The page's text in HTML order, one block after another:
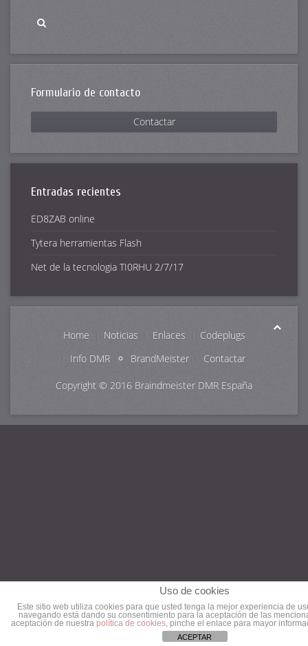
Formulario de contacto
Contactar
Entradas recientes
ED8ZAB online
Tytera herramientas Flash
Net de la tecnologia TI0RHU 2/7/17
Home Noticias Enlaces
Codeplugs
Info DMR
BrandMeister Contactar
Copyright © 2016 Braindmeister DMR España
Uso de cookies
Este sitio web utiliza cookies para que usted tenga la mejor experiencia de
navegando está dando su consentimiento para la aceptación de las
aceptación de nuestra política de cookies, pinche el enlace para mayor
ACEPTAR